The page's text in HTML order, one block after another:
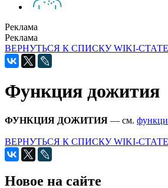
Реклама
Реклама
ВЕРНУТЬСЯ К СПИСКУ WIKI-
Функция дожития
ФУНКЦИЯ ДОЖИТИЯ — см.
ВЕРНУТЬСЯ К СПИСКУ WIKI-
Новое на сайте